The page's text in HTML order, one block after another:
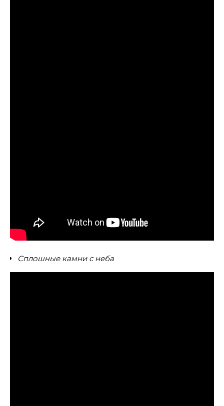
Сплошные камни с неба